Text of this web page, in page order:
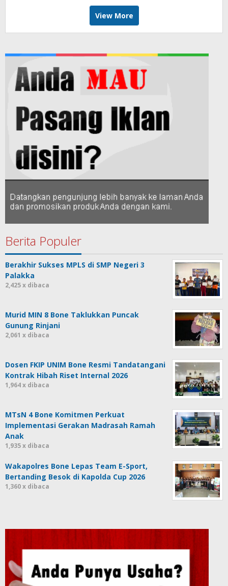
View More
Berita Populer
Berakhir Sukses MPLS di SMP Negeri 3
Palakka
2,425 x dibaca
Murid MIN 8 Bone Taklukkan Puncak
Gunung Rinjani
2,061 x dibaca
Dosen FKIP UNIM Bone Resmi Tandatangani
Kontrak Hibah Riset Internal 2026
1,964 x dibaca
MTsN 4 Bone Komitmen Perkuat
Implementasi Gerakan Madrasah Ramah
Anak
1,935 x dibaca
Wakapolres Bone Lepas Team E-Sport,
Bertanding Besok di Kapolda Cup 2026
1,360 x dibaca